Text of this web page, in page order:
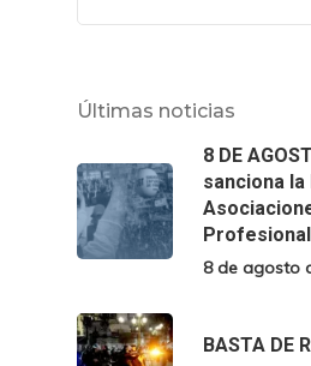
Últimas noticias
8 DE
sanciona la
8 de agosto
BASTA DE